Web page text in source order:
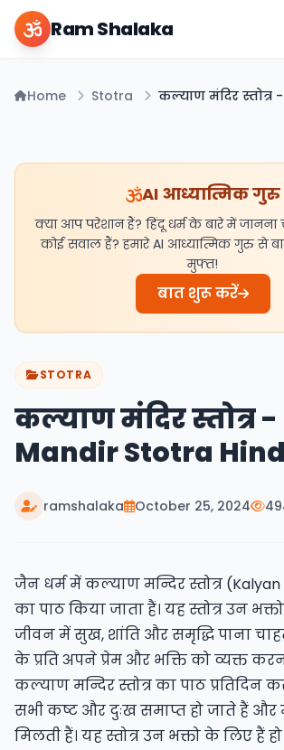
Ram Shalaka
Home Stotra
AI आध्यात्मिक गुरु
क्या आप परेशान हैं? हिंदू धर्म के बारे में जानना
कोई सवाल हैं? हमारे AI आध्यात्मिक गुरु से
मुफ्त!
बात शुरू करें
STOTRA
कल्याण मंदिर स्तोत्र
Mandir Stotra
ramshalaka October 25, 2024
जैन धर्म में कल्याण मन्दिर स्तोत्र
का पाठ किया जाता हैं। यह स्तोत्र उन
जीवन में सुख, शांति और समृद्धि पाना
के प्रति अपने प्रेम और भक्ति को व्यक्त
कल्याण मन्दिर स्तोत्र का पाठ प्रतिदिन
सभी कष्ट और दुःख समाप्त हो जाते हैं और
मिलती हैं। यह स्तोत्र उन भक्तो के लिए हैं